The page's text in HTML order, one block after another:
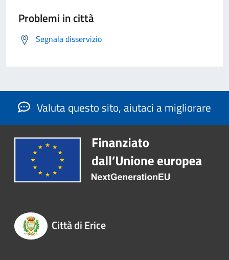
Problemi in città
Segnala disservizio
Valuta questo sito, aiutaci a migliorare
Città di Erice